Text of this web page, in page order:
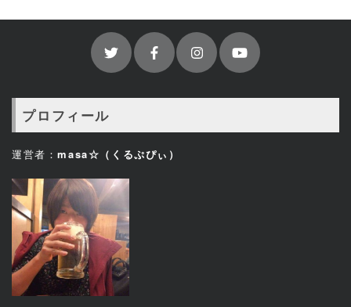
プロフィール
運営者：masa☆（くるぷぴぃ）